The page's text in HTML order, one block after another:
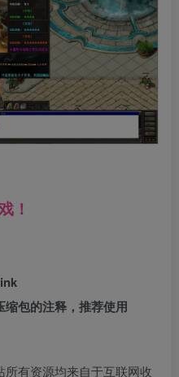
！
包的注释，推荐使用
有资源均来自于互联网收